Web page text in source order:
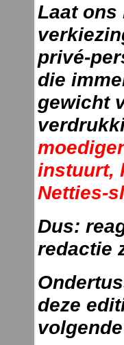
Laat ons
privé-
die
gewicht
instuurt,
Netties-
Dus:
redactie
deze